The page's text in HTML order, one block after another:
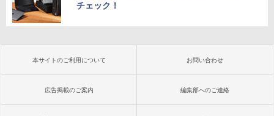
チェック！
本サイトのご利用について お問い合わせ
広告掲載のご案内 編集部へのご連絡